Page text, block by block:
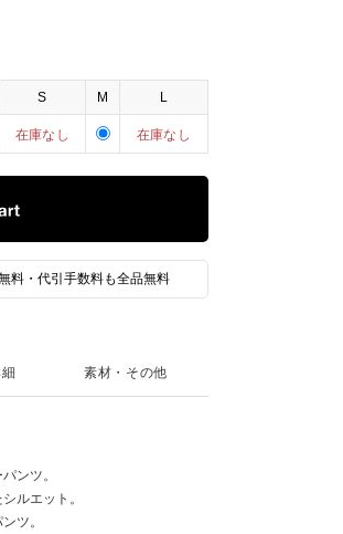
S M L
在庫なし 在庫なし
料・代引手数料も全品無料
ンツ。
ルエット。
ツ。
素材・その他